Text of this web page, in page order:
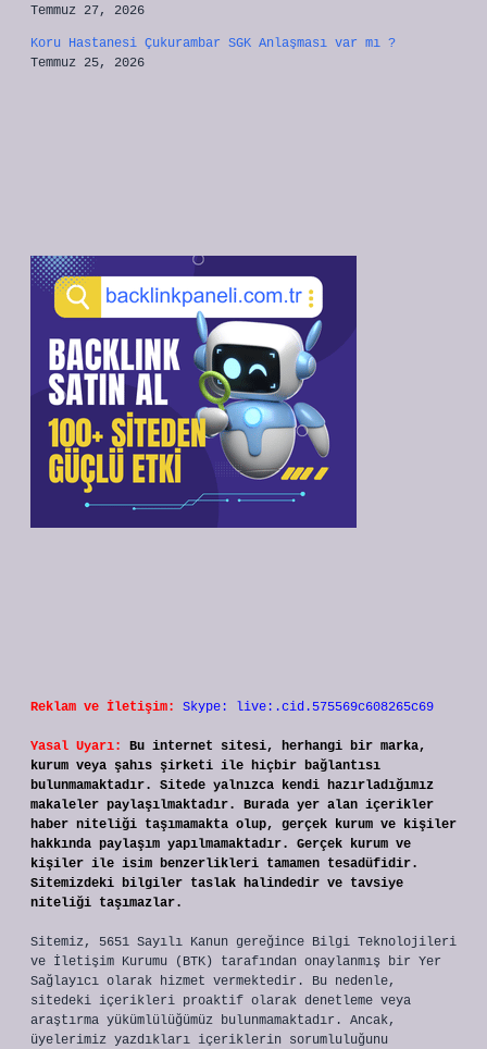
Temmuz 27, 2026
Koru Hastanesi Çukurambar SGK Anlaşması var mı ?
Temmuz 25, 2026
Reklam ve İletişim: Skype: live:.cid.575569c608265c69
Yasal Uyarı:
Bu internet sitesi, herhangi bir marka,
kurum veya şahıs şirketi ile hiçbir bağlantısı
bulunmamaktadır. Sitede yalnızca kendi hazırladığımız
makaleler paylaşılmaktadır. Burada yer alan içerikler
haber niteliği taşımamakta olup, gerçek kurum ve kişiler
hakkında paylaşım yapılmamaktadır. Gerçek kurum ve
kişiler ile isim benzerlikleri tamamen tesadüfidir.
Sitemizdeki bilgiler taslak halindedir ve tavsiye
niteliği taşımazlar.
Sitemiz, 5651 Sayılı Kanun gereğince Bilgi Teknolojileri
ve İletişim Kurumu (BTK) tarafından onaylanmış bir Yer
Sağlayıcı olarak hizmet vermektedir. Bu nedenle,
sitedeki içerikleri proaktif olarak denetleme veya
araştırma yükümlülüğümüz bulunmamaktadır. Ancak,
üyelerimiz yazdıkları içeriklerin sorumluluğunu